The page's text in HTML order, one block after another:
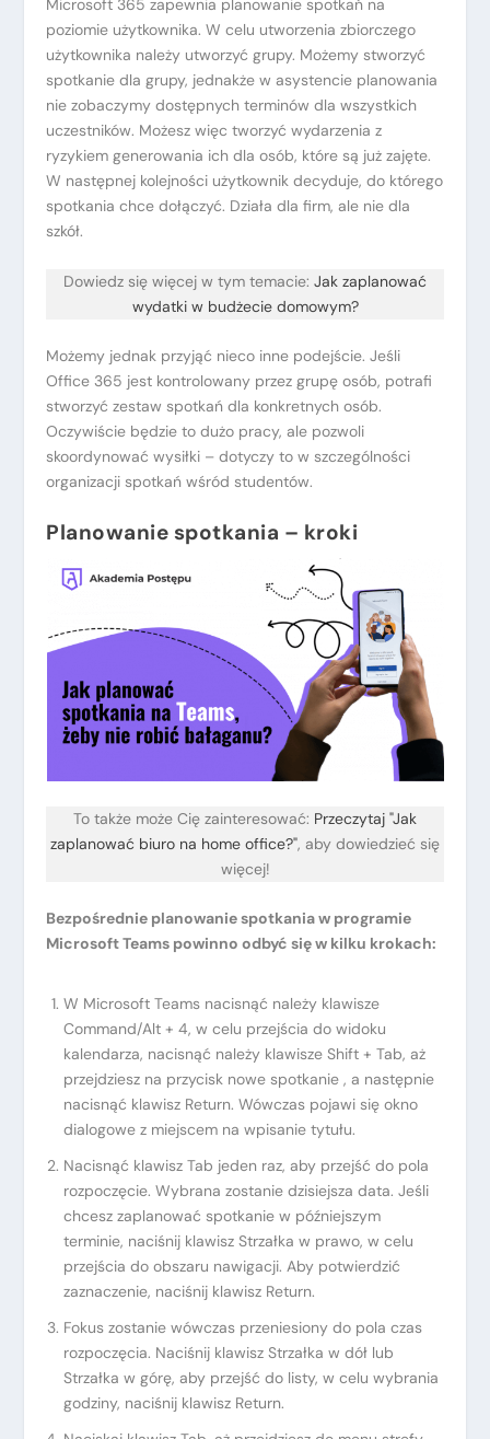
Microsoft 365 zapewnia planowanie spotkań na
poziomie użytkownika. W celu utworzenia zbiorczego
użytkownika należy utworzyć grupy. Możemy stworzyć
spotkanie dla grupy, jednakże w asystencie planowania
nie zobaczymy dostępnych terminów dla wszystkich
uczestników. Możesz więc tworzyć wydarzenia z
ryzykiem generowania ich dla osób, które są już zajęte.
W następnej kolejności użytkownik decyduje, do którego
spotkania chce dołączyć. Działa dla firm, ale nie dla
szkół.
Dowiedz się więcej w tym temacie: Jak zaplanować
wydatki w budżecie domowym?
Możemy jednak przyjąć nieco inne podejście. Jeśli
Office 365 jest kontrolowany przez grupę osób, potrafi
stworzyć zestaw spotkań dla konkretnych osób.
Oczywiście będzie to dużo pracy, ale pozwoli
skoordynować wysiłki – dotyczy to w szczególności
organizacji spotkań wśród studentów.
Planowanie spotkania – kroki
To także może Cię zainteresować: Przeczytaj "Jak
zaplanować biuro na home office?", aby dowiedzieć się
więcej!
Bezpośrednie planowanie spotkania w programie
Microsoft Teams powinno odbyć się w kilku krokach:
W Microsoft Teams nacisnąć należy klawisze
Command/Alt + 4, w celu przejścia do widoku
kalendarza, nacisnąć należy klawisze Shift + Tab, aż
przejdziesz na przycisk nowe spotkanie , a następnie
nacisnąć klawisz Return. Wówczas pojawi się okno
dialogowe z miejscem na wpisanie tytułu.
Nacisnąć klawisz Tab jeden raz, aby przejść do pola
rozpoczęcie. Wybrana zostanie dzisiejsza data. Jeśli
chcesz zaplanować spotkanie w późniejszym
terminie, naciśnij klawisz Strzałka w prawo, w celu
przejścia do obszaru nawigacji. Aby potwierdzić
zaznaczenie, naciśnij klawisz Return.
Fokus zostanie wówczas przeniesiony do pola czas
rozpoczęcia. Naciśnij klawisz Strzałka w dół lub
Strzałka w górę, aby przejść do listy, w celu wybrania
godziny, naciśnij klawisz Return.